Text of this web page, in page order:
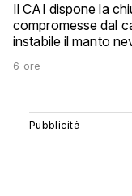
Il CAI dispone la
compromesse dal
instabile il manto
6 ore